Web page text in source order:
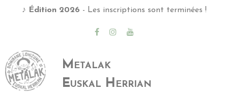
♫ Metalak Euskal Herrian
Metalak
Euskal Herrian